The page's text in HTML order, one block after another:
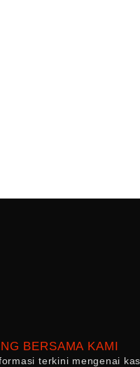
BERSAMA KAMI
terkini mengenai